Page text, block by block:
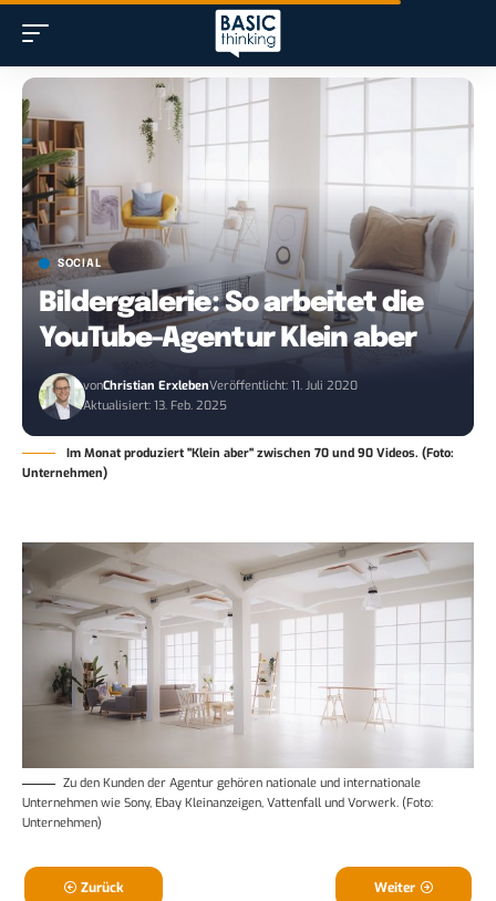
SOCIAL
Bildergalerie: So arbeitet die
YouTube-Agentur Klein aber
vonChristian ErxlebenVeröffentlicht: 11. Juli 2020
Aktualisiert: 13. Feb. 2025
Im Monat produziert "Klein aber" zwischen 70 und 90 Videos. (Foto:
Unternehmen)
Zu den Kunden der Agentur gehören nationale und internationale
Unternehmen wie Sony, Ebay Kleinanzeigen, Vattenfall und Vorwerk. (Foto:
Unternehmen)
Zurück Weiter